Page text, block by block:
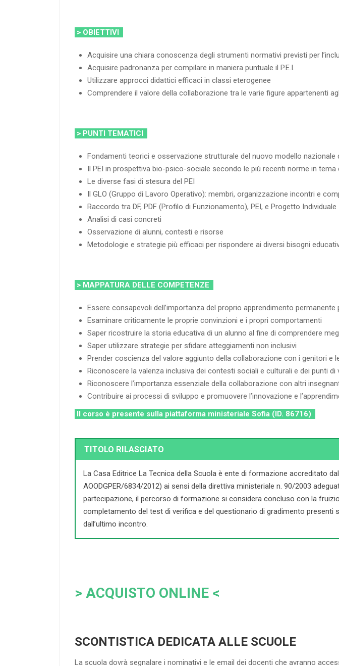
> OBIETTIVI
Acquisire una chiara conoscenza degli strumenti normativi previsti per
Acquisire padronanza per compilare in maniera puntuale il P.E.I.
Utilizzare approcci didattici efficaci in classi eterogenee
Comprendere il valore della collaborazione tra le varie figure appartenenti
> PUNTI TEMATICI
Fondamenti teorici e osservazione strutturale del nuovo modello nazionale
Il PEI in prospettiva bio-psico-sociale secondo le più recenti norme in tema
Le diverse fasi di stesura del PEI
Il GLO (Gruppo di Lavoro Operativo): membri, organizzazione incontri e
Raccordo tra DF, PDF (Profilo di Funzionamento), PEI, e Progetto Individuale
Analisi di casi concreti
Osservazione di alunni, contesti e risorse
Metodologie e strategie più efficaci per rispondere ai diversi bisogni
> MAPPATURA DELLE COMPETENZE
Essere consapevoli dell’importanza del proprio apprendimento permanente
Esaminare criticamente le proprie convinzioni e i propri comportamenti
Saper ricostruire la storia educativa di un alunno al fine di comprendere
Saper utilizzare strategie per sfidare atteggiamenti non inclusivi
Prender coscienza del valore aggiunto della collaborazione con i genitori e
Riconoscere la valenza inclusiva dei contesti sociali e culturali e dei punti
Riconoscere l’importanza essenziale della collaborazione con altri
Contribuire ai processi di sviluppo e promuovere l’innovazione e
Il corso è presente sulla piattaforma ministeriale Sofia (ID. 86716)
TITOLO RILASCIATO
La Casa Editrice La Tecnica della Scuola è ente di formazione accreditato
AOODGPER/6834/2012) ai sensi della direttiva ministeriale n. 90/2003
partecipazione, il percorso di formazione si considera concluso con la
completamento del test di verifica e del questionario di gradimento
dall’ultimo incontro.
> ACQUISTO ONLINE <
SCONTISTICA DEDICATA ALLE SCUOLE
La scuola dovrà segnalare i nominativi e le email dei docenti che avranno